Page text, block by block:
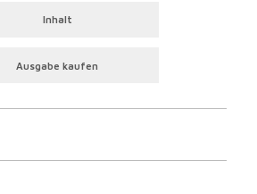
Inhalt
Ausgabe kaufen